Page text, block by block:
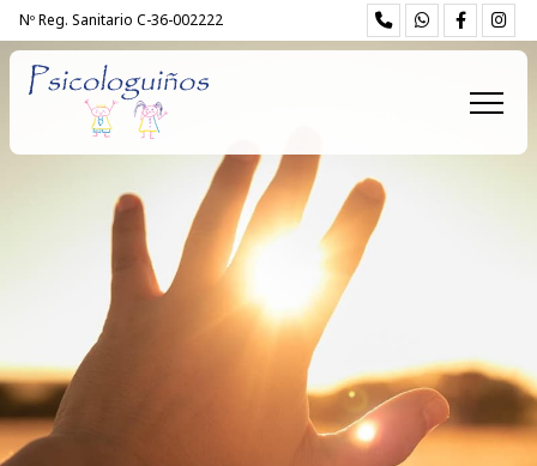
Nº Reg. Sanitario C-36-002222